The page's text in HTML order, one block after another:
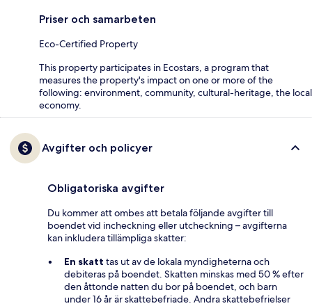
Priser och samarbeten
Eco-Certified Property
This property participates in Ecostars, a program that
measures the property's impact on one or more of the
following: environment, community, cultural-heritage, the local
economy.
Avgifter och policyer
Obligatoriska avgifter
Du kommer att ombes att betala följande avgifter till
boendet vid incheckning eller utcheckning – avgifterna
kan inkludera tillämpliga skatter:
En skatt tas ut av de lokala myndigheterna och
debiteras på boendet. Skatten minskas med 50 % efter
den åttonde natten du bor på boendet, och barn
under 16 år är skattebefriade. Andra skattebefrielser